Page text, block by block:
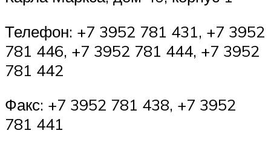
Телефон: +7 3952 781 431, +7 3952
781 446, +7 3952 781 444, +7 3952
781 442
Факс: +7 3952 781 438, +7 3952
781 441